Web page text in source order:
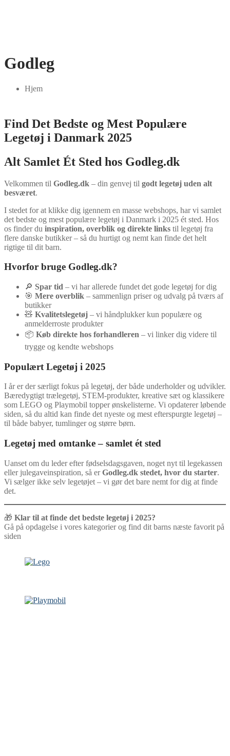
Godleg
Hjem
Find Det Bedste og Mest Populære
Legetøj i Danmark 2025
Alt Samlet Ét Sted hos Godleg.dk
Velkommen til Godleg.dk – din genvej til godt legetøj uden alt
besværet.
I stedet for at klikke dig igennem en masse webshops, har vi samlet
det bedste og mest populære legetøj i Danmark i 2025 ét sted. Hos
os finder du inspiration, overblik og direkte links til legetøj fra
flere danske butikker – så du hurtigt og nemt kan finde det helt
rigtige til dit barn.
Hvorfor bruge Godleg.dk?
🔎 Spar tid – vi har allerede fundet det gode legetøj for dig
🎯 Mere overblik – sammenlign priser og udvalg på tværs af
butikker
🧸 Kvalitetslegetøj – vi håndplukker kun populære og
anmelderroste produkter
📦 Køb direkte hos forhandleren – vi linker dig videre til
trygge og kendte webshops
Populært Legetøj i 2025
I år er der særligt fokus på legetøj, der både underholder og udvikler.
Bæredygtigt trælegetøj, STEM-produkter, kreative sæt og klassikere
som LEGO og Playmobil topper ønskelisterne. Vi opdaterer løbende
siden, så du altid kan finde det nyeste og mest efterspurgte legetøj –
til både babyer, tumlinger og større børn.
Legetøj med omtanke – samlet ét sted
Uanset om du leder efter fødselsdagsgaven, noget nyt til legekassen
eller julegaveinspiration, så erGodleg.dk stedet, hvor du starter.
Vi sælger ikke selv legetøjet – vi gør det bare nemt for dig at finde
det.
🎁 Klar til at finde det bedste legetøj i 2025?
Gå på opdagelse i vores kategorier og find dit barns næste favorit på
siden